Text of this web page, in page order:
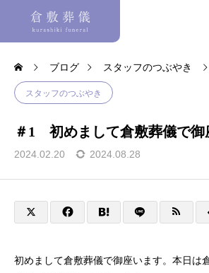
ブログ スタッフのつぶやき
スタッフのつぶやき
＃1 初めまして倉敷葬儀で御
2024.02.20 2024.08.28
初めまして倉敷葬儀で御座います。本日は